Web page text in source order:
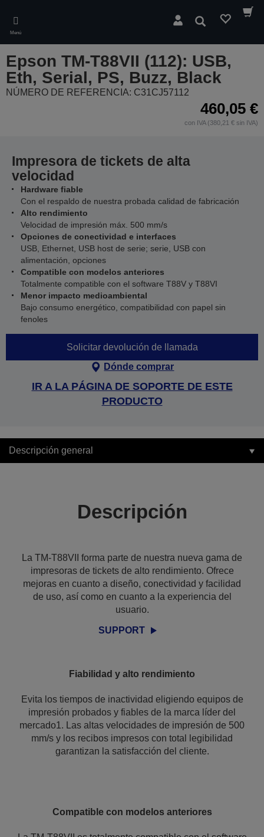
main
content
Menú
Buscar
Epson TM-T88VII (112): USB,
Eth, Serial, PS, Buzz, Black
NÚMERO DE REFERENCIA: C31CJ57112
460,05 €
con IVA (380,21 € sin IVA)
Impresora de tickets de alta
velocidad
Hardware fiable
Con el respaldo de nuestra probada calidad de fabricación
Alto rendimiento
Velocidad de impresión máx. 500 mm/s
Opciones de conectividad e interfaces
USB, Ethernet, USB host de serie; serie, USB con
alimentación, opciones
Compatible con modelos anteriores
Totalmente compatible con el software T88V y T88VI
Menor impacto medioambiental
Bajo consumo energético, compatibilidad con papel sin
fenoles
Solicitar devolución de llamada
Dónde comprar
IR A LA PÁGINA DE SOPORTE DE ESTE
PRODUCTO
Descripción general
Descripción
La TM-T88VII forma parte de nuestra nueva gama de
impresoras de tickets de alto rendimiento. Ofrece
mejoras en cuanto a diseño, conectividad y facilidad
de uso, así como en cuanto a la experiencia del
usuario.
SUPPORT
Fiabilidad y alto rendimiento
Evita los tiempos de inactividad eligiendo equipos de
impresión probados y fiables de la marca líder del
mercado1. Las altas velocidades de impresión de 500
mm/s y los recibos impresos con total legibilidad
garantizan la satisfacción del cliente.
Compatible con modelos anteriores